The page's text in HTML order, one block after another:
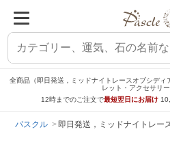
全商品（即日発送，ミッドナイトレースオブシディ
レット・アクセサリ
12時までのご注文で最短翌日にお届け
パスクル 即日発送，ミッドナイトレー